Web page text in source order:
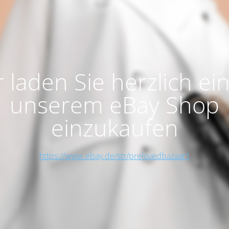
laden Sie herzlich
unserem eBay Shop
einzukaufen
https://www.ebay.de/str/prelovedbazaar1